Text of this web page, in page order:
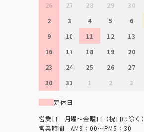
26
27 28 29 30
2
3 4 5 6
9
10 11 12 13
16
17 18 19 20
23
24 25 26 27
30
31 1 2 3
定休日
営業日 月曜～金曜日（祝日は除く）
営業時間 AM9：00～PM5：30